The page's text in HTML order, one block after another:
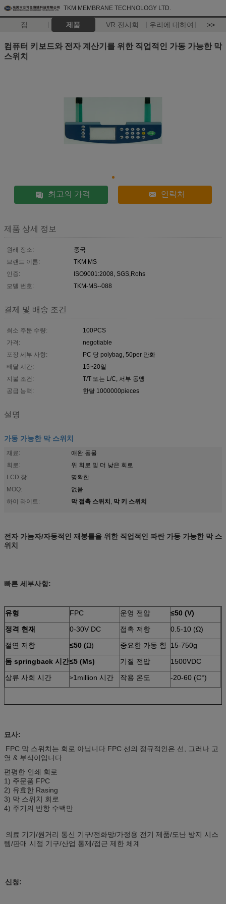
TKM MEMBRANE TECHNOLOGY LTD.
집 제품 VR 전시회 우리에 대하여 >>
컴퓨터 키보드와 전자 계산기를 위한 직업적인 가동 가능한 막
스위치
최고의 가격 연락처
제품 상세 정보
원래 장소:
중국
브랜드 이름:
TKM MS
인증:
ISO9001:2008, SGS,Rohs
모델 번호:
TKM-MS--088
결제 및 배송 조건
최소 주문 수량:
100PCS
가격:
negotiable
포장 세부 사항:
PC 당 polybag, 50per 만화
배달 시간:
15~20일
지불 조건:
T/T 또는 L/C, 서부 동맹
공급 능력:
한달 1000000pieces
설명
가동 가능한 막 스위치
재료:
애완 동물
회로:
위 회로 및 더 낮은 회로
LCD 창:
명확한
MOQ:
없음
하이 라이트:
막 접촉 스위치, 막 키 스위치
전자 가늠자/자동적인 재봉틀을 위한 직업적인 파란 가동 가능한 막 스
위치
빠른 세부사항:
유형 FPC 운영 전압
≤50 (V)
정격 현재
0-30V DC 접촉 저항
0.5-10 (Ω)
절연 저항
≤50 (Ω) 중요한 가동 힘
15-750g
돔 springback 시간≤5 (Ms) 기질 전압
1500VDC
상류 사회 시간
>1million 시간 작용 온도 -20-60 (C°)
묘사:
FPC 막 스위치는 회로 아닙니다 FPC 선의 정규적인은 선, 그러나 고
열 & 부식이입니다
편평한 인쇄 회로
1) 주문품 FPC
2) 유효한 Rasing
3) 막 스위치 회로
4) 주기의 반항 수백만
의료 기기/원거리 통신 기구/전화망/가정용 전기 제품/도난 방지 시스
템/판매 시점 기구/산업 통제/접근 제한 체계
신청: